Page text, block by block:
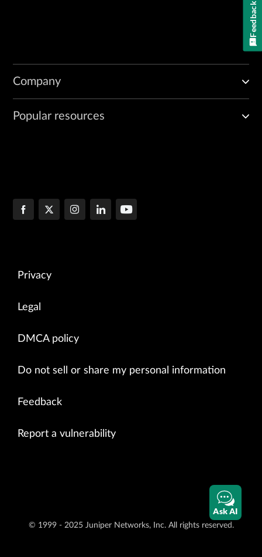
Company
Popular resources
Privacy
Legal
DMCA policy
Do not sell or share my personal information
Feedback
Report a vulnerability
© 1999 - 2025 Juniper Networks, Inc. All rights reserved.
Ask AI
Feedback